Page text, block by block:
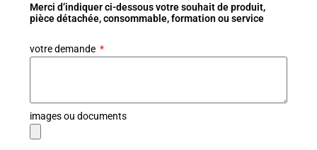
Merci d’indiquer ci-dessous votre souhait de produit,
pièce détachée, consommable, formation ou service
votre demande
images ou documents